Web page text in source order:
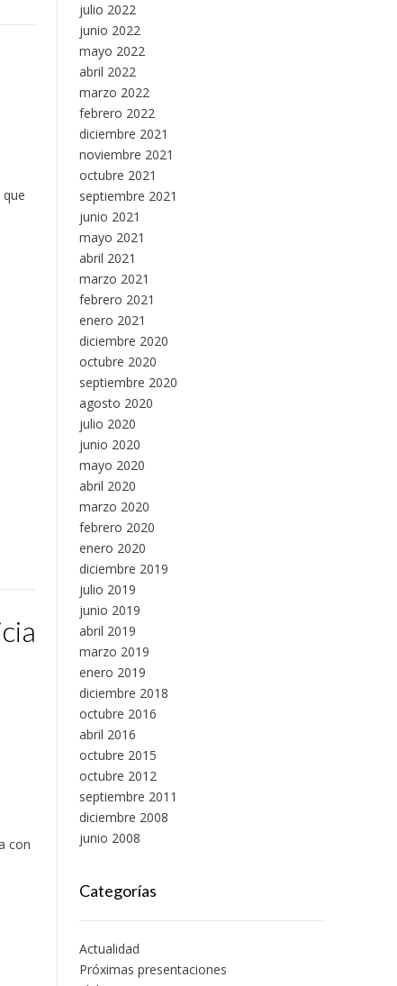
que
con
julio 2022
junio 2022
mayo 2022
abril 2022
marzo 2022
febrero 2022
diciembre 2021
noviembre 2021
octubre 2021
septiembre 2021
junio 2021
mayo 2021
abril 2021
marzo 2021
febrero 2021
enero 2021
diciembre 2020
octubre 2020
septiembre 2020
agosto 2020
julio 2020
junio 2020
mayo 2020
abril 2020
marzo 2020
febrero 2020
enero 2020
diciembre 2019
julio 2019
junio 2019
abril 2019
marzo 2019
enero 2019
diciembre 2018
octubre 2016
abril 2016
octubre 2015
octubre 2012
septiembre 2011
diciembre 2008
junio 2008
Categorías
Actualidad
Próximas presentaciones